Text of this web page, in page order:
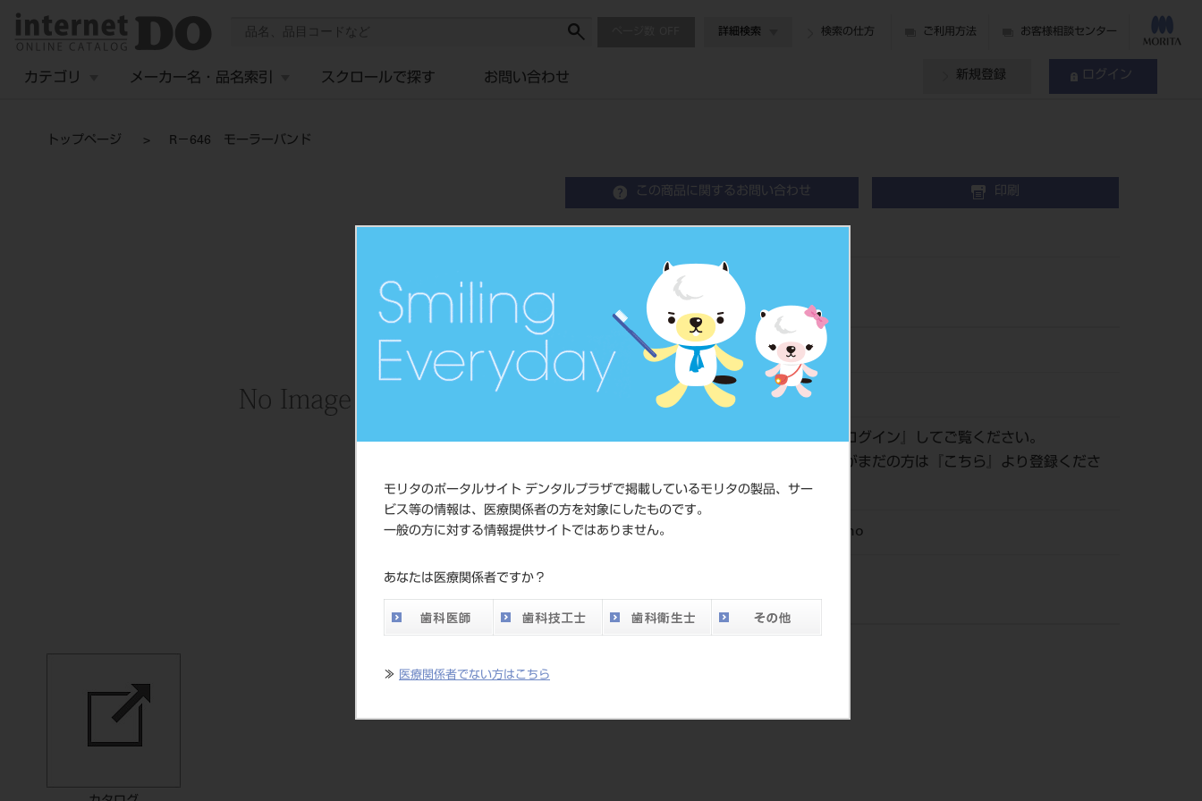
モリタのポータルサイト デンタルプラザで掲載しているモリタの製品、サー
ビス等の情報は、医療関係者の方を対象にしたものです。
一般の方に対する情報提供サイトではありません。
あなたは医療関係者ですか？
≫ 医療関係者でない方はこちら
詳細検索 検索の仕方 ご利用方法 お客様相談センター
カテゴリ メーカー名・品名索引 スクロールで探す お問い合わせ 新規登録 ログイン
トップページ R－646 モーラーバンド
この商品に関するお問い合わせ 印刷
Orthodontic Band
歯列矯正用バンド
品目コード 206350800646
JAN/EANコード 4562178791839
価格の確認は『ログイン 』してご覧ください。
ネット会員登録がまだの方は『
こちら
』より登録くださ
い。
メーカー 株式会社JM Ortho
ジ